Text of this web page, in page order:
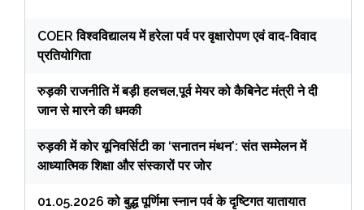
COER विश्वविद्यालय में हरेला पर्व पर वृक्षारोपण एवं वाद-विवाद
प्रतियोगिता
रुड़की राजनीति में बड़ी हलचल,पूर्व मेयर को कैबिनेट मंत्री ने दी
जान से मारने की धमकी
रुड़की में कोर यूनिवर्सिटी का ‘सनातन मंथन’: संत सम्मेलन में
आध्यात्मिक शिक्षा और संस्कारों पर जोर
01.05.2026 को बुद्ध पूर्णिमा स्नान पर्व के दृष्टिगत यातायात